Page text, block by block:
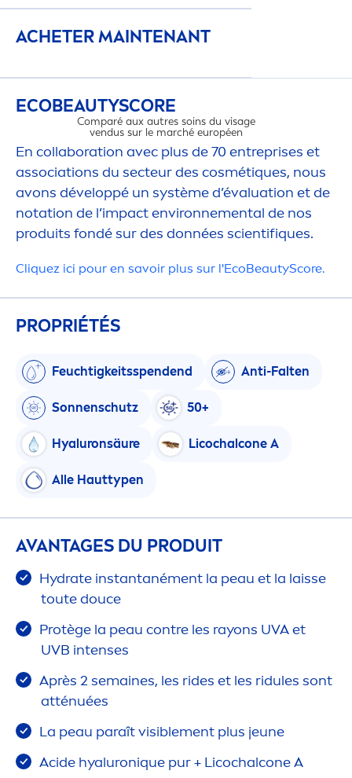
ACHETER MAINTENANT
ECOBEAUTYSCORE
IMPACT
Comparé aux autres soins du visage
vendus sur le marché européen
En collaboration avec plus de 70 entreprises et
associations du secteur des cosmétiques, nous
avons développé un système d’évaluation et de
notation de l’impact environnemental de nos
produits fondé sur des données scientifiques.​
Cliquez ici pour en savoir plus sur l'EcoBeautyScore.
PROPRIÉTÉS
Feuchtigkeitsspendend Anti-Falten
Sonnenschutz 50+
Hyaluronsäure Licochalcone A
Alle Hauttypen
AVANTAGES DU PRODUIT
Hydrate instantanément la peau et la laisse
toute douce
Protège la peau contre les rayons UVA et
UVB intenses
Après 2 semaines, les rides et les ridules sont
atténuées
La peau paraît visiblement plus jeune
Acide hyaluronique pur + Licochalcone A